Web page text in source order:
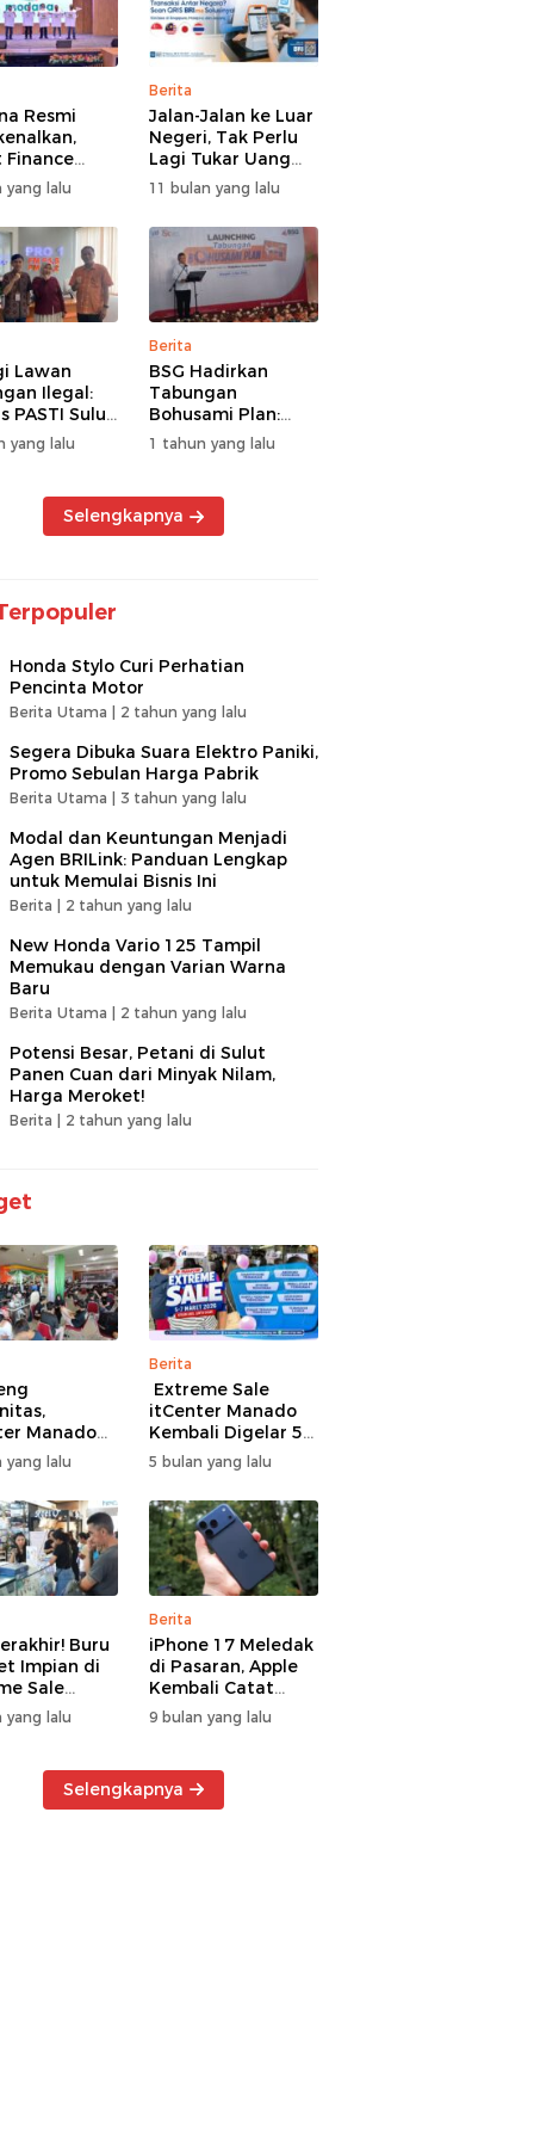
Resmi
Finance
Segmen
yang lalu
Berita
Jalan-Jalan ke Luar
Negeri, Tak Perlu
Lagi Tukar Uang
Asing – Cukup Scan
QRIS Pakai BRImo
11 bulan yang lalu
Lawan
Ilegal:
PASTI Sulut
Literasi
Kolektif
yang lalu
Berita
BSG Hadirkan
Tabungan
Bohusami Plan:
Nabung Gak Ribet,
Impian Masa Depan
1 tahun yang lalu
Selengkapnya
Honda Stylo Curi Perhatian
Pencinta Motor
Berita Utama | 2 tahun yang lalu
Segera Dibuka Suara Elektro Paniki,
Promo Sebulan Harga Pabrik
Berita Utama | 3 tahun yang lalu
Modal dan Keuntungan Menjadi
Agen BRILink: Panduan Lengkap
untuk Memulai Bisnis Ini
Berita | 2 tahun yang lalu
New Honda Vario 125 Tampil
Memukau dengan Varian Warna
Baru
Berita Utama | 2 tahun yang lalu
Potensi Besar, Petani di Sulut
Panen Cuan dari Minyak Nilam,
Harga Meroket!
Berita | 2 tahun yang lalu
Manado
Gelar
Offline
60 Tim
yang lalu
Berita
Extreme Sale
itCenter Manado
Kembali Digelar 5–
7 Maret 2026,
iPhone 17 Pro Max
Diskon hingga
Rp1,75 Juta
5 bulan yang lalu
Buru
Impian di
Sale
Manado
yang lalu
Berita
iPhone 17 Meledak
di Pasaran, Apple
Kembali Catat
Rekor Cuan Global
9 bulan yang lalu
Selengkapnya